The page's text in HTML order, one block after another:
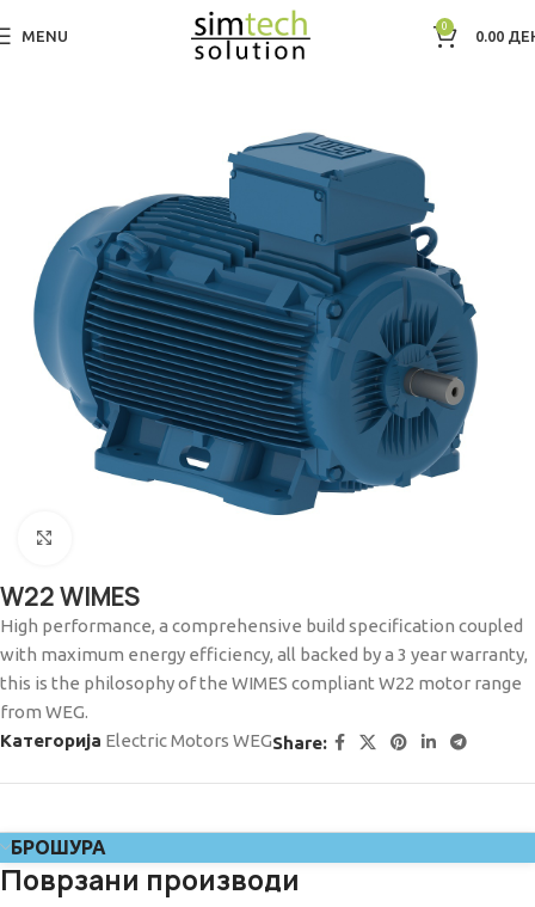
MENU
0
0.00
Дома Electric Motors WEG
W22 WIMES
High performance, a comprehensive build specification coupled
with maximum energy efficiency, all backed by a 3 year warranty,
this is the philosophy of the WIMES compliant W22 motor range
from WEG.
Категорија Electric Motors WEGShare:
БРОШУРА
Поврзани производи